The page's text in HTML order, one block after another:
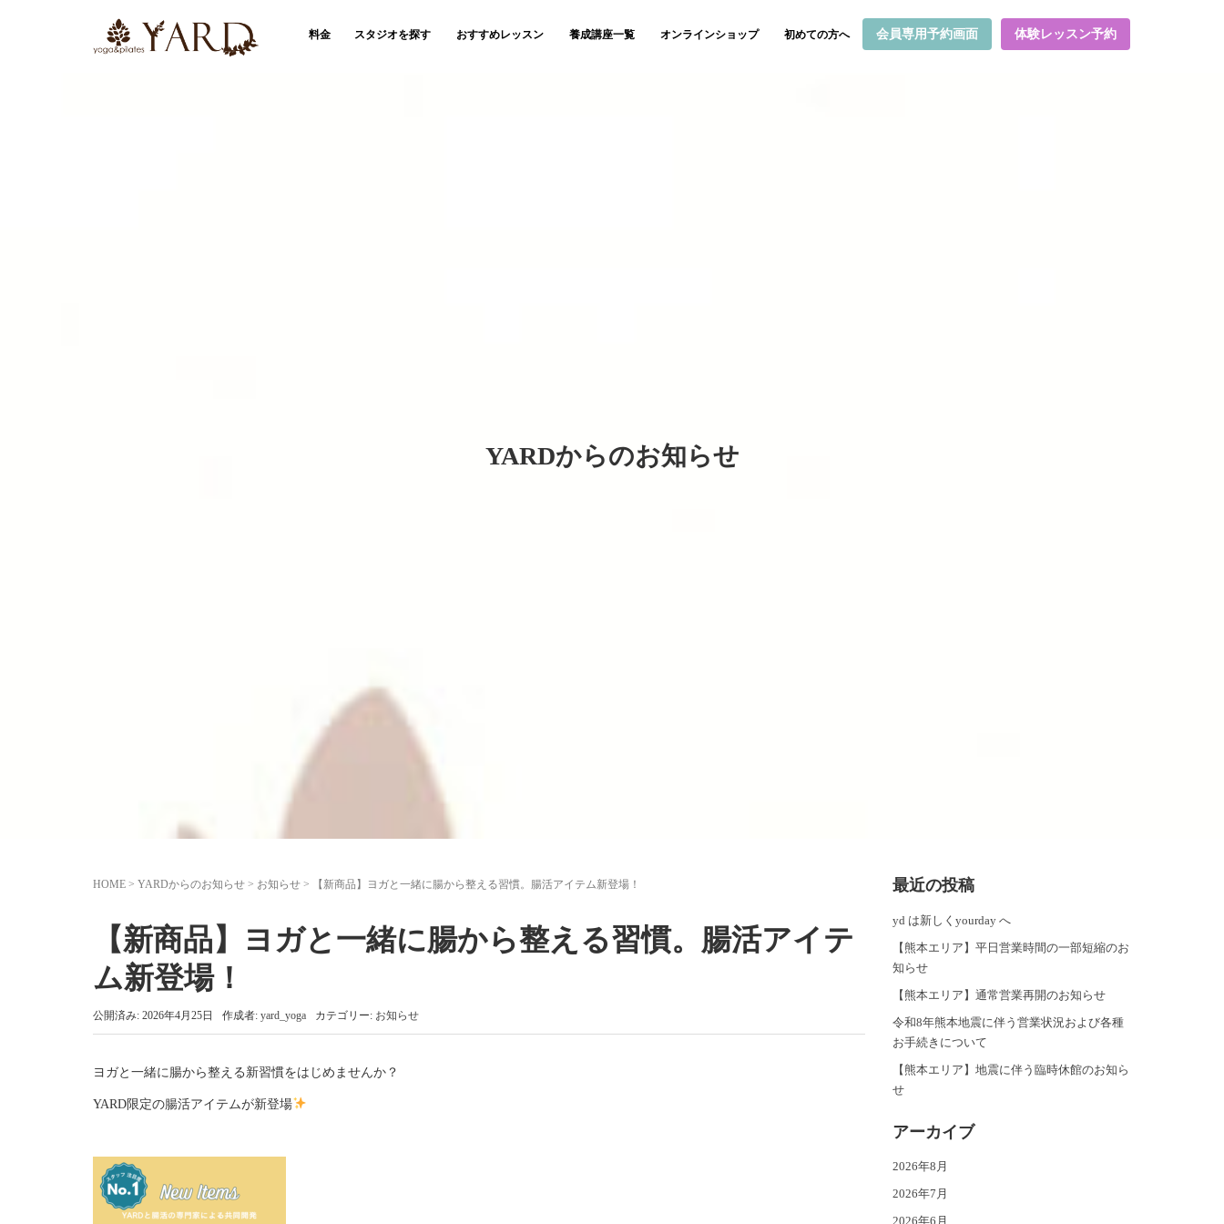
料金 スタジオを探す おすすめレッスン 養成講座一覧 オンラインショップ 初めての方へ 会員専用予約画面 体験レッスン予約
YARDからのお知らせ
HOME > YARDからのお知らせ > お知らせ > 【新商品】ヨガと一緒に腸から整える習慣。腸活アイテム新登場！
【新商品】ヨガと一緒に腸から整える習慣。腸活アイテ
ム新登場！
公開済み: 2026年4月25日 作成者: yard_yoga カテゴリー: お知らせ
ヨガと一緒に腸から整える新習慣をはじめませんか？
YARD限定の腸活アイテムが新登場
最近の投稿
yd は新しくyourday へ
【熊本エリア】平日営業時間の一部短縮のお
知らせ
【熊本エリア】通常営業再開のお知らせ
令和8年熊本地震に伴う営業状況および各種
お手続きについて
【熊本エリア】地震に伴う臨時休館のお知ら
せ
アーカイブ
2026年8月
2026年7月
2026年6月